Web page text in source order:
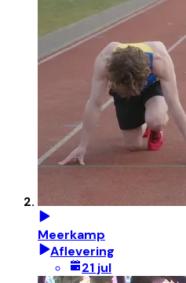
Meerkamp
Aflevering
21 jul